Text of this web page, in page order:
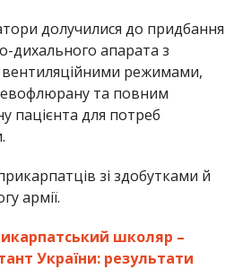
долучилися до придбання
дихального апарата з
вентиляційними режимами,
та повним
пацієнта для потреб
зі здобутками й
армії.
школяр –
України: результати